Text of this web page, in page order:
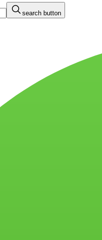
search button